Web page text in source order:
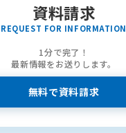
資料請求
REQUEST FOR INFORMATION
1分で完了！
最新情報をお送りします。
無料で資料請求